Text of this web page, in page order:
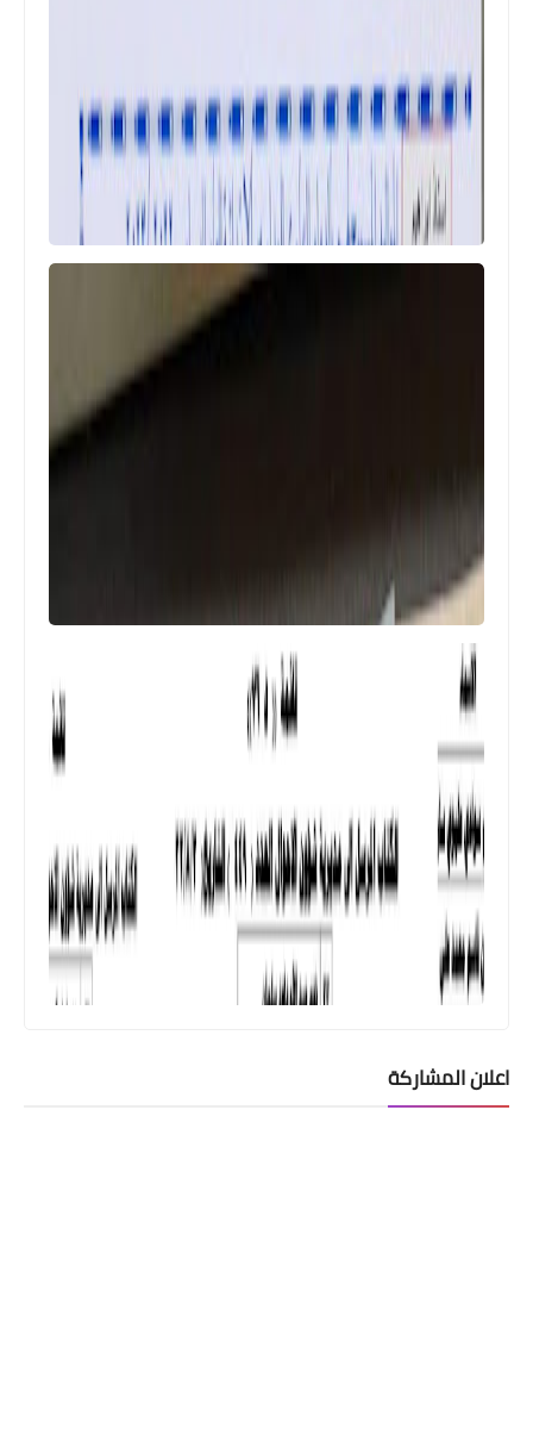
اعلان المشاركة